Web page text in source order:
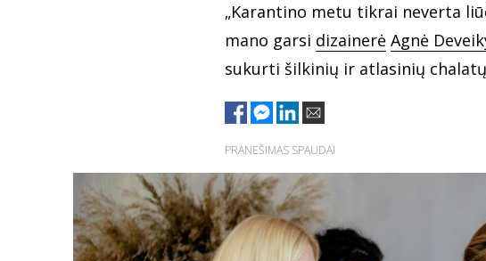
„Karantino metu tikrai neverta
mano garsi dizainerė Agnė
sukurti šilkinių ir atlasinių
PRANEŠIMAS SPAUDAI